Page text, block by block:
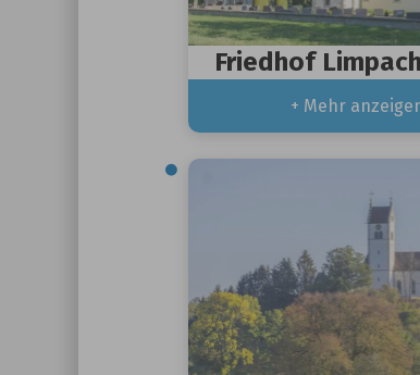
Friedhof Limpach
+ Mehr